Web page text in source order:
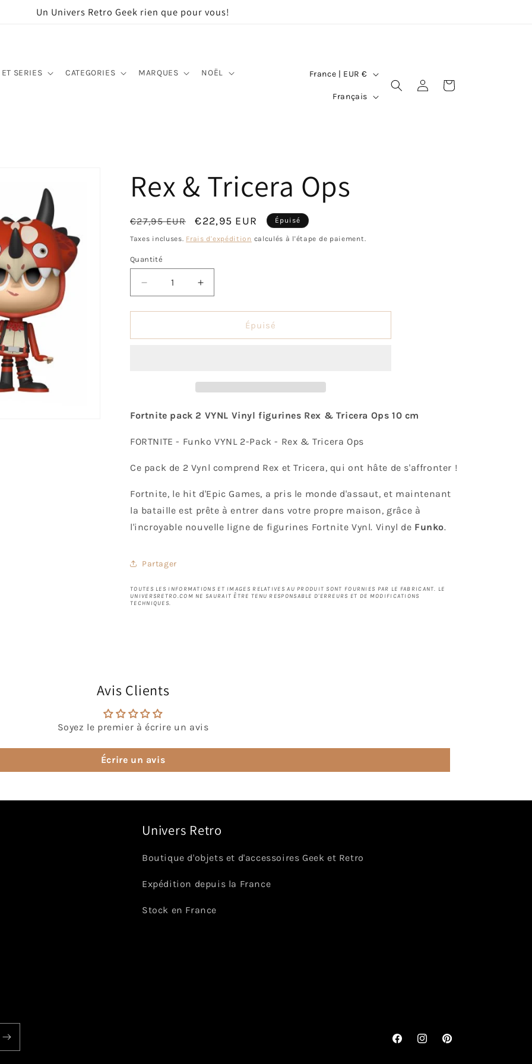
Un Univers Retro Geek rien que pour vous!
SERIES CATEGORIES MARQUES NOËL
P
r
é
g
i
France | EUR €
L
u
e
Français
ConnexionPanier
Rex & Tricera Ops
Prix
habituel
€27,95 EUR
Prix
promotionnel
€22,95 EUR Épuisé
Taxes incluses. Frais d'expédition calculés à l'étape de paiement.
Quantité
Quantité
Réduire
la
quantité
Rex
Augmenter
la
quantité
Rex
Épuisé
Fortnite pack 2 VYNL Vinyl figurines Rex & Tricera Ops 10 cm
FORTNITE - Funko VYNL 2-Pack - Rex & Tricera Ops
Ce pack de 2 Vynl comprend Rex et Tricera, qui ont hâte de s'affronter !
Fortnite, le hit d'Epic Games, a pris le monde d'assaut, et maintenant
la bataille est prête à entrer dans votre propre maison, grâce à
l'incroyable nouvelle ligne de figurines Fortnite Vynl. Vinyl de Funko.
Partager
TOUTES LES INFORMATIONS ET IMAGES RELATIVES AU PRODUIT SONT FOURNIES PAR LE FABRICANT. LE
UNIVERSRETRO.COM NE SAURAIT ÊTRE TENU RESPONSABLE D'ERREURS ET DE MODIFICATIONS
TECHNIQUES.
Avis Clients
Soyez le premier à écrire un avis
Écrire un avis
Univers Retro
Boutique d'objets et d'accessoires Geek et Retro
Expédition depuis la France
Stock en France
FacebookInstagramPinterest